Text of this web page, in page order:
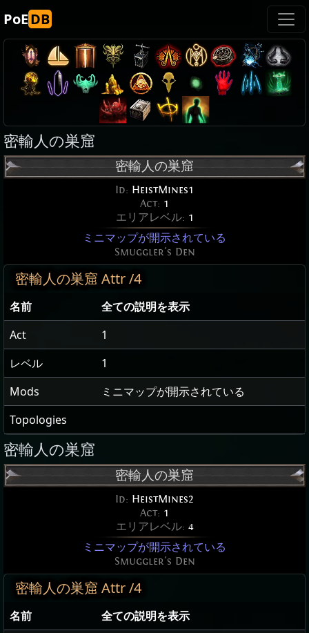
PoEDB
密輸人の巣窟
密輸人の巣窟
Id: HeistMines1
Act: 1
エリアレベル: 1
ミニマップが開示されている
Smuggler's Den
密輸人の巣窟 Attr /4
名前
全ての説明を表示
Act
1
レベル
1
Mods
ミニマップが開示されている
Topologies
密輸人の巣窟
密輸人の巣窟
Id: HeistMines2
Act: 1
エリアレベル: 4
ミニマップが開示されている
Smuggler's Den
密輸人の巣窟 Attr /4
名前
全ての説明を表示